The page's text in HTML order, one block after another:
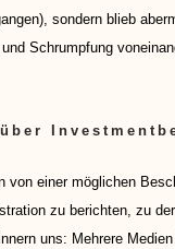
sondern blieb
Schrumpfung
von einer möglichen
zu berichten, zu
uns: Mehrere